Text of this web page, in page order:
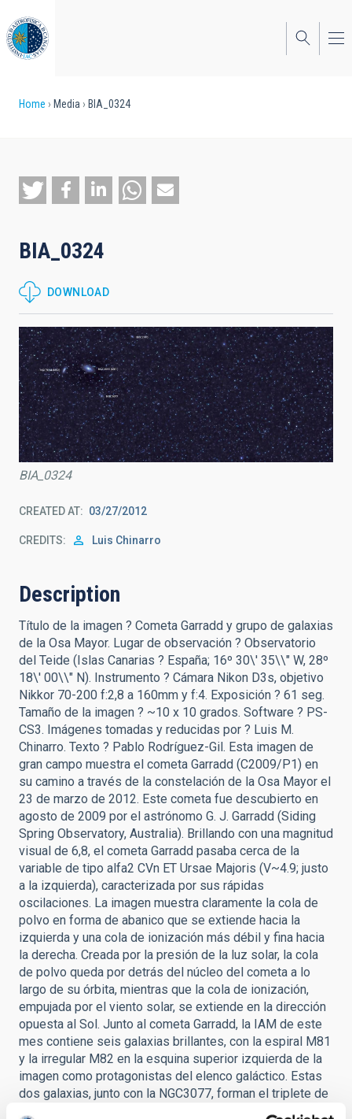
to
main
content
Breadcrumb
Home Media BIA_0324
BIA_0324
DOWNLOAD
BIA_0324
CREATED AT 03/27/2012
CREDITS Luis Chinarro
Description
Título de la imagen ? Cometa Garradd y grupo de galaxias
de la Osa Mayor. Lugar de observación ? Observatorio
del Teide (Islas Canarias ? España; 16º 30\' 35\\" W, 28º
18\' 00\\" N). Instrumento ? Cámara Nikon D3s, objetivo
Nikkor 70-200 f:2,8 a 160mm y f:4. Exposición ? 61 seg.
Tamaño de la imagen ? ~10 x 10 grados. Software ? PS-
CS3. Imágenes tomadas y reducidas por ? Luis M.
Chinarro. Texto ? Pablo Rodríguez-Gil. Esta imagen de
gran campo muestra el cometa Garradd (C2009/P1) en
su camino a través de la constelación de la Osa Mayor el
23 de marzo de 2012. Este cometa fue descubierto en
agosto de 2009 por el astrónomo G. J. Garradd (Siding
Spring Observatory, Australia). Brillando con una magnitud
visual de 6,8, el cometa Garradd pasaba cerca de la
variable de tipo alfa2 CVn ET Ursae Majoris (V~4.9; justo
a la izquierda), caracterizada por sus rápidas
oscilaciones. La imagen muestra claramente la cola de
polvo en forma de abanico que se extiende hacia la
izquierda y una cola de ionización más débil y fina hacia
la derecha. Creada por la presión de la luz solar, la cola
de polvo queda por detrás del núcleo del cometa a lo
largo de su órbita, mientras que la cola de ionización,
empujada por el viento solar, se extiende en la dirección
opuesta al Sol. Junto al cometa Garradd, la IAM de este
mes contiene seis galaxias brillantes, con la espiral M81
y la irregular M82 en la esquina superior izquierda de la
imagen como protagonistas del elenco galáctico. Estas
dos galaxias, junto con la NGC3077, forman el triplete de